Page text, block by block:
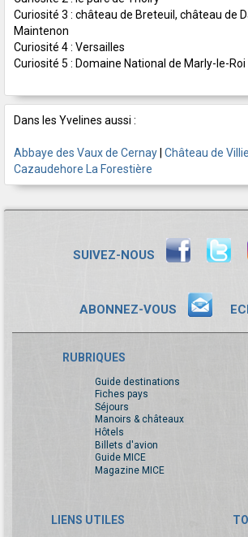
Curiosité 3 : château de Breteuil, château de
Maintenon
Curiosité 4 : Versailles
Curiosité 5 : Domaine National de Marly-le-Roi
Dans les Yvelines aussi :
Abbaye des Vaux de Cernay Château de
Cazaudehore La Forestière
SUIVEZ-NOUS
ABONNEZ-VOUS
RUBRIQUES
Guide destinations
Fiches pays
Séjours
Manoirs & châteaux
Hôtels
Billets d'avion
Guide MICE
Magazine MICE
LIENS UTILES